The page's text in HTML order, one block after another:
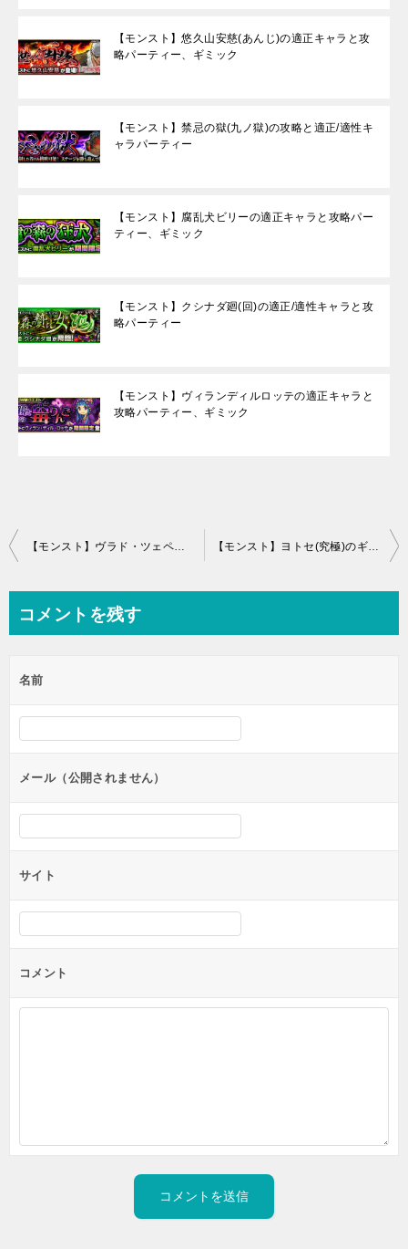
【モンスト】悠久山安慈(あんじ)の適正キャラと攻
略パーティー、ギミック
【モンスト】禁忌の獄(九ノ獄)の攻略と適正/適性キ
ャラパーティー
【モンスト】腐乱犬ビリーの適正キャラと攻略パー
ティー、ギミック
【モンスト】クシナダ廻(回)の適正/適性キャラと攻
略パーティー
【モンスト】ヴィランディルロッテの適正キャラと
攻略パーティー、ギミック
投
ビ
ー
シ
ョ
ン
コメントを残す
名前
メール（公開されません）
サイト
コメント